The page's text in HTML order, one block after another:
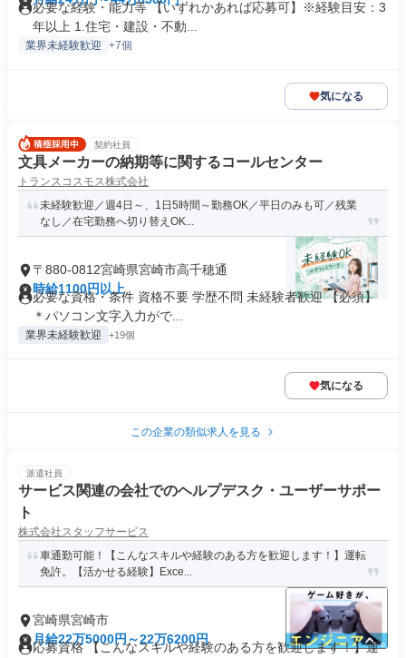
必要な経験・能力等 【いずれかあれば応募可】※経験目安：3
年以上 1.住宅・建設・不動...
業界未経験歓迎 +7個
気になる
契約社員
文具メーカーの納期等に関するコールセンター
トランスコスモス株式会社
未経験歓迎／週4日～、1日5時間～勤務OK／平日のみも可／残業
なし／在宅勤務へ切り替えOK...
〒880-0812宮崎県宮崎市高千穂通
時給1100円以上
必要な資格・条件 資格不要 学歴不問 未経験者歓迎 【必須】
＊パソコン文字入力がで...
業界未経験歓迎 +19個
気になる
この企業の類似求人を見る
派遣社員
サービス関連の会社でのヘルプデスク・ユーザーサポー
ト
株式会社スタッフサービス
車通勤可能！【こんなスキルや経験のある方を歓迎します！】運転
免許。【活かせる経験】Exce...
宮崎県宮崎市
月給22万5000円～22万6200円
応募資格 【こんなスキルや経験のある方を歓迎します！】運